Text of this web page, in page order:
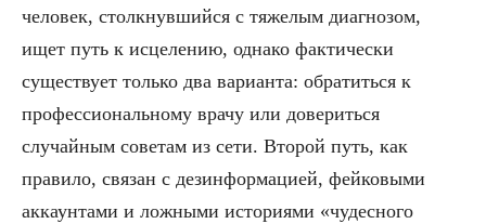
человек, столкнувшийся с тяжелым диагнозом,
ищет путь к исцелению, однако фактически
существует только два варианта: обратиться к
профессиональному врачу или довериться
случайным советам из сети. Второй путь, как
правило, связан с дезинформацией, фейковыми
аккаунтами и ложными историями «чудесного